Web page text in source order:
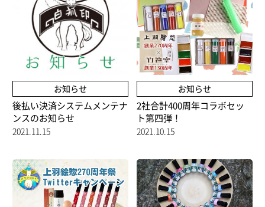
お知らせ
後払い決済システムメンテナ
ンスのお知らせ
2021.11.15
お知らせ
2社合計400周年コラボセッ
ト第四弾！
2021.10.15